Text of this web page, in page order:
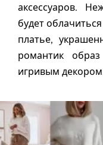
аксессуаров.
будет
платье,
романтик
игривым